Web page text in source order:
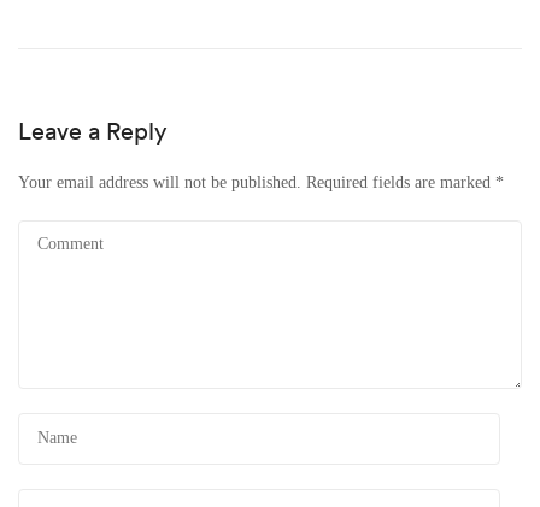
Leave a Reply
Your email address will not be published. Required fields are marked *